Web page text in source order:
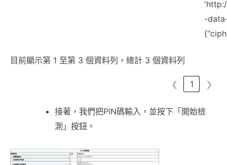
-
目前顯示第 1 至第 3 個資料列，總計 3 個資料列
❮ 1 ❯
接著，我們把PIN碼輸入，並按下「開始檢
測」按鈕。